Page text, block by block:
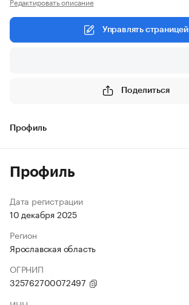
Управлять страницей
Поделиться
Профиль
Профиль
Дата регистрации
10 декабря 2025
Регион
Ярославская область
ОГРНИП
325762700072497